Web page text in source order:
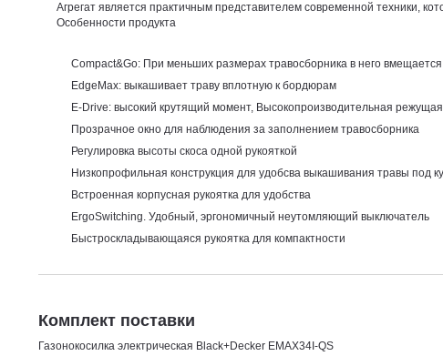
Агрегат является практичным представителем современной техники,
Особенности продукта
Compact&Go: При меньших размерах травосборника в него
EdgeMax: выкашивает траву вплотную к бордюрам
E-Drive: высокий крутящий момент, Высокопроизводительная
Прозрачное окно для наблюдения за заполнением травосборника
Регулировка высоты скоса одной рукояткой
Низкопрофильная конструкция для удобсва выкашивания травы под
Встроенная корпусная рукоятка для удобства
ErgoSwitching. Удобный, эргономичный неутомляющий выключатель
Быстроскладывающаяся рукоятка для компактности
Комплект поставки
Газонокосилка электрическая Black+Decker EMAX34I-QS